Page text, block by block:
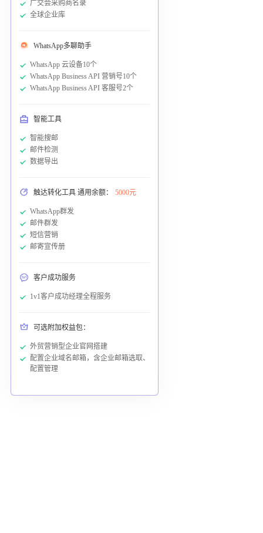
广交会采购商名录
全球企业库
WhatsApp多聊助手
WhatsApp 云设备10个
WhatsApp Business API 营销号10个
WhatsApp Business API 客服号2个
智能工具
智能搜邮
邮件检测
数据导出
触达转化工具 通用余额： 5000元
WhatsApp群发
邮件群发
短信营销
邮寄宣传册
客户成功服务
1v1客户成功经理全程服务
可选附加权益包：
外贸营销型企业官网搭建
配置企业域名邮箱，含企业邮箱选取、
配置管理